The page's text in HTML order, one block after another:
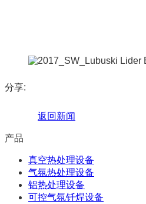
分享:
返回新闻
产品
真空热处理设备
气氛热处理设备
铝热处理设备
可控气氛钎焊设备